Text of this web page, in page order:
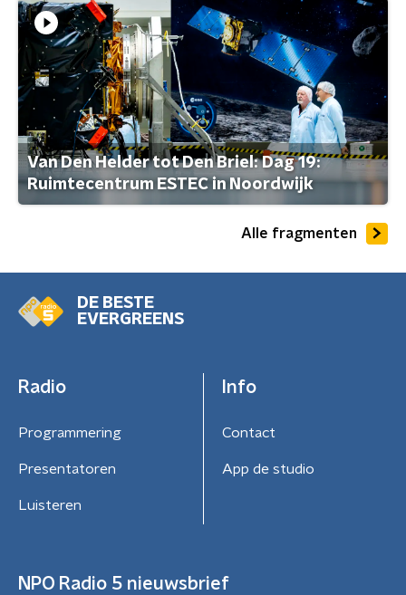
Van Den Helder tot Den Briel: Dag 19:
Ruimtecentrum ESTEC in Noordwijk
Alle fragmenten
DE BESTE
EVERGREENS
Radio
Programmering
Presentatoren
Luisteren
Info
Contact
App de studio
NPO Radio 5 nieuwsbrief